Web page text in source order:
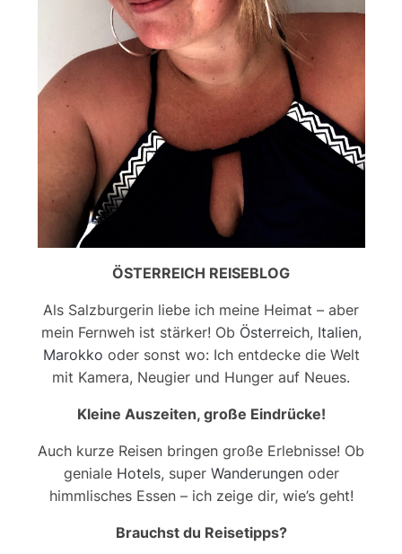
ÖSTERREICH REISEBLOG
Als Salzburgerin liebe ich meine Heimat – aber
mein Fernweh ist stärker! Ob Österreich, Italien,
Marokko oder sonst wo: Ich entdecke die Welt
mit Kamera, Neugier und Hunger auf Neues.
Kleine Auszeiten, große Eindrücke!
Auch kurze Reisen bringen große Erlebnisse! Ob
geniale Hotels, super Wanderungenoder
himmlisches Essen – ich zeige dir, wie’s geht!
Brauchst du Reisetipps?